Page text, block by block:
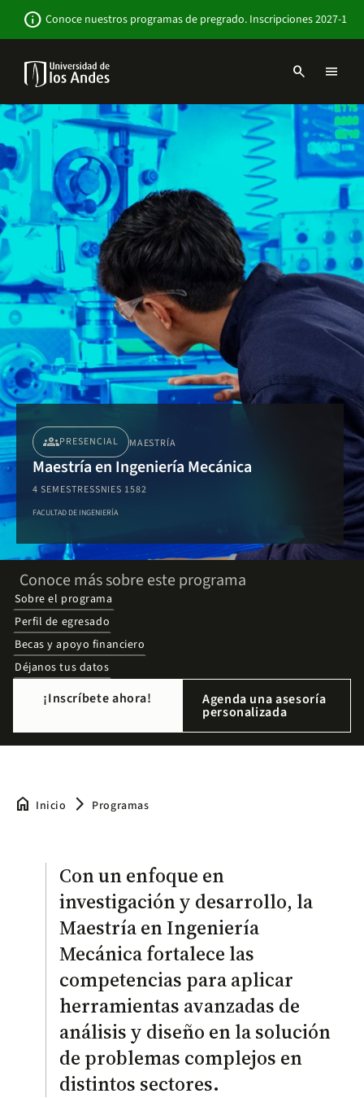
contenido
info Conoce nuestros programas de pregrado. Inscripciones 2027-1
Navbar
-
Sitio
Institucional
search menu
groupsPRESENCIAL MAESTRÍA
Maestría en Ingeniería Mecánica
4 SEMESTRESSNIES 1582
FACULTAD DE INGENIERÍA
Conoce más sobre este programa
Sobre el programa
Perfil de egresado
Becas y apoyo financiero
Déjanos tus datos
¡Inscríbete ahora! Agenda una asesoría
personalizada
home Inicio arrow_forward_ios Programas
Con un enfoque en
investigación y desarrollo, la
Maestría en Ingeniería
Mecánica fortalece las
competencias para aplicar
herramientas avanzadas de
análisis y diseño en la solución
de problemas complejos en
distintos sectores.